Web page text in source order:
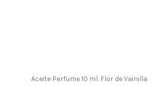
Aceite Perfume 10 ml. Flor de Vainilla